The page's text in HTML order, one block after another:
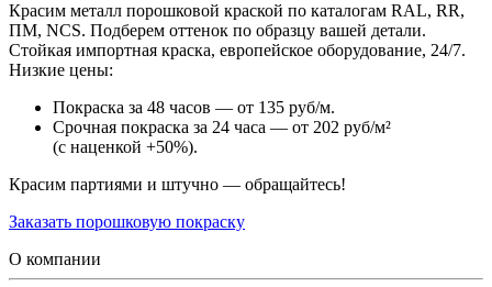
Красим металл порошковой краской по каталогам RAL, RR,
ПМ, NCS. Подберем оттенок по образцу вашей детали.
Стойкая импортная краска, европейское оборудование, 24/7.
Низкие цены:
Покраска за 48 часов — от 135 руб/м.
Срочная покраска за 24 часа — от 202 руб/м²
(с наценкой +50%).
Красим партиями и штучно — обращайтесь!
Заказать порошковую покраску
О компании